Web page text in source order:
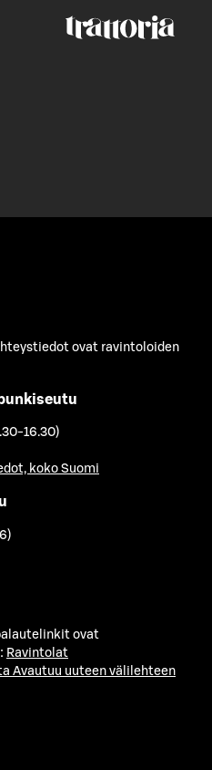
ovat ravintoloiden
16.30)
koko Suomi
ovat
Ravintolat
Avautuu uuteen välilehteen